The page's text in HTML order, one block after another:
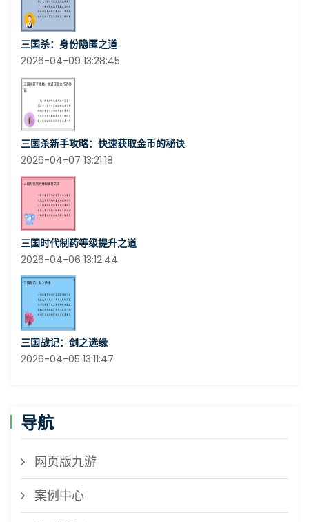
三国杀：身份隐匿之道
2026-04-09 13:28:45
三国杀新手攻略：快速获取金币的秘诀
2026-04-07 13:21:18
三国时代制药等级提升之道
2026-04-06 13:12:44
三国战记：剑之选缘
2026-04-05 13:11:47
导航
网页版九游
案例中心